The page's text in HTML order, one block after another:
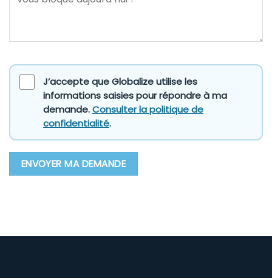
J’accepte que Globalize utilise les
informations saisies pour répondre à ma
demande.Consulter la politique de
confidentialité.